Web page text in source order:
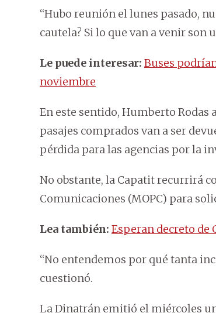
“Hubo reunión el lunes pasado,
cautela? Si lo que van a venir son
Le puede interesar: Buses
noviembre
En este sentido, Humberto Rodas
pasajes comprados van a ser
pérdida para las agencias por la
No obstante, la Capatit recurrirá
Comunicaciones (MOPC) para
Lea también: Esperan decreto de
“No entendemos por qué tanta
cuestionó.
La Dinatrán emitió el miércoles